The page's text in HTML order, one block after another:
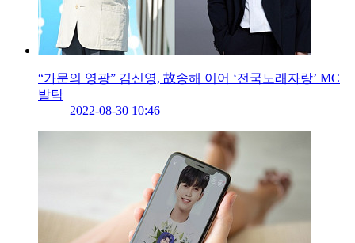
“가문의 영광” 김신영, 故송해 이어 ‘전국노래자랑’ MC
발탁
2022-08-30 10:46